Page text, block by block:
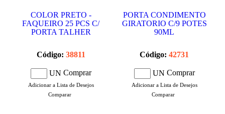
COLOR PRETO -
FAQUEIRO 25 PCS C/
PORTA TALHER
Código: 38811
UN Comprar
Adicionar a Lista de Desejos
Comparar
PORTA CONDIMENTO
GIRATORIO C/9 POTES
90ML
Código: 42731
UN Comprar
Adicionar a Lista de Desejos
Comparar